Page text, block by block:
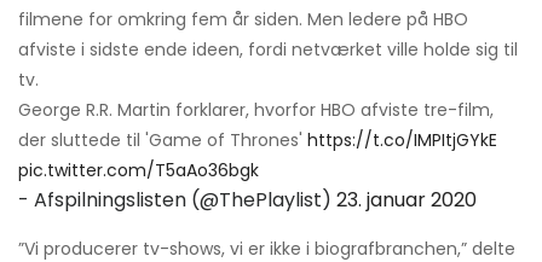
filmene for omkring fem år siden. Men ledere på HBO
afviste i sidste ende ideen, fordi netværket ville holde sig til
tv.
George R.R. Martin forklarer, hvorfor HBO afviste tre-film,
der sluttede til 'Game of Thrones' https://t.co/IMPItjGYkE
pic.twitter.com/T5aAo36bgk
- Afspilningslisten (@ThePlaylist) 23. januar 2020
”Vi producerer tv-shows, vi er ikke i biografbranchen,” delte